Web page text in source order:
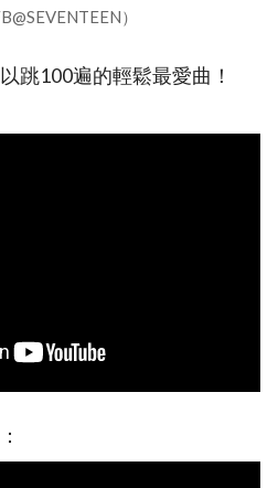
）
跳100遍的輕鬆最愛曲！